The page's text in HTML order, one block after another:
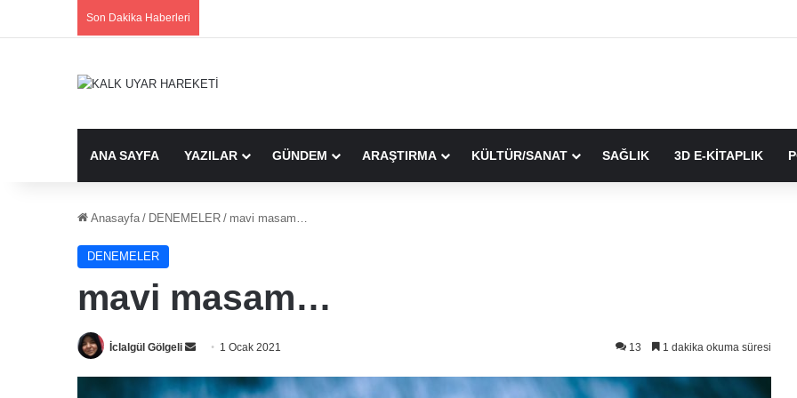
Son Dakika Haberleri
ANA SAYFA YAZILAR GÜNDEM ARAŞTIRMA KÜLTÜR/SANAT SAĞLIK 3D E-KİTAPLIK
Anasayfa / DENEMELER / mavi masam…
DENEMELER
mavi masam…
İclalgül Gölgeli
Bir
posta
1 Ocak 2021 13 1 dakika okuma süresi